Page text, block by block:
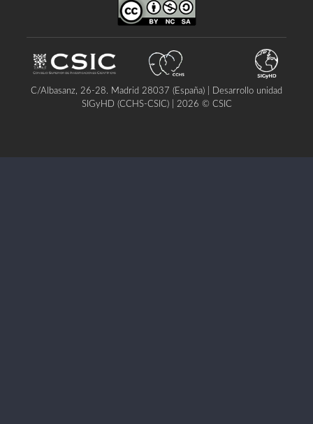
C/Albasanz, 26-28. Madrid 28037 (España) | Desarrollo unidad
SIGyHD (CCHS-CSIC) | 2026 © CSIC